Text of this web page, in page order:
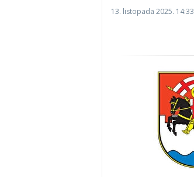
13. listopada 2025. 14:33